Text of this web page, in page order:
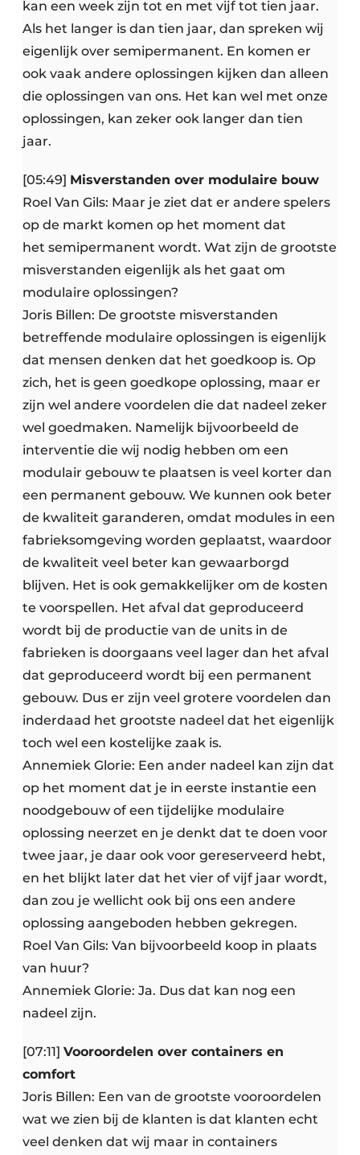
kan een week zijn tot en met vijf tot tien jaar.
Als het langer is dan tien jaar, dan spreken wij
eigenlijk over semipermanent. En komen er
ook vaak andere oplossingen kijken dan alleen
die oplossingen van ons. Het kan wel met onze
oplossingen, kan zeker ook langer dan tien
jaar.
[05:49] Misverstanden over modulaire bouw
Roel Van Gils: Maar je ziet dat er andere spelers
op de markt komen op het moment dat
het semipermanent wordt. Wat zijn de grootste
misverstanden eigenlijk als het gaat om
modulaire oplossingen?
Joris Billen: De grootste misverstanden
betreffende modulaire oplossingen is eigenlijk
dat mensen denken dat het goedkoop is. Op
zich, het is geen goedkope oplossing, maar er
zijn wel andere voordelen die dat nadeel zeker
wel goedmaken. Namelijk bijvoorbeeld de
interventie die wij nodig hebben om een
modulair gebouw te plaatsen is veel korter dan
een permanent gebouw. We kunnen ook beter
de kwaliteit garanderen, omdat modules in een
fabrieksomgeving worden geplaatst, waardoor
de kwaliteit veel beter kan gewaarborgd
blijven. Het is ook gemakkelijker om de kosten
te voorspellen. Het afval dat geproduceerd
wordt bij de productie van de units in de
fabrieken is doorgaans veel lager dan het afval
dat geproduceerd wordt bij een permanent
gebouw. Dus er zijn veel grotere voordelen dan
inderdaad het grootste nadeel dat het eigenlijk
toch wel een kostelijke zaak is.
Annemiek Glorie: Een ander nadeel kan zijn dat
op het moment dat je in eerste instantie een
noodgebouw of een tijdelijke modulaire
oplossing neerzet en je denkt dat te doen voor
twee jaar, je daar ook voor gereserveerd hebt,
en het blijkt later dat het vier of vijf jaar wordt,
dan zou je wellicht ook bij ons een andere
oplossing aangeboden hebben gekregen.
Roel Van Gils: Van bijvoorbeeld koop in plaats
van huur?
Annemiek Glorie: Ja. Dus dat kan nog een
nadeel zijn.
[07:11] Vooroordelen over containers en
comfort
Joris Billen: Een van de grootste vooroordelen
wat we zien bij de klanten is dat klanten echt
veel denken dat wij maar in containers